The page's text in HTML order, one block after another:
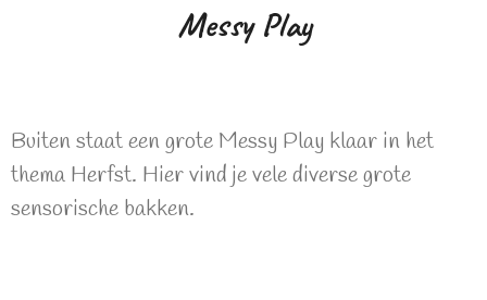
Messy Play
Buiten staat een grote Messy Play klaar in het
thema Herfst. Hier vind je vele diverse grote
sensorische bakken.